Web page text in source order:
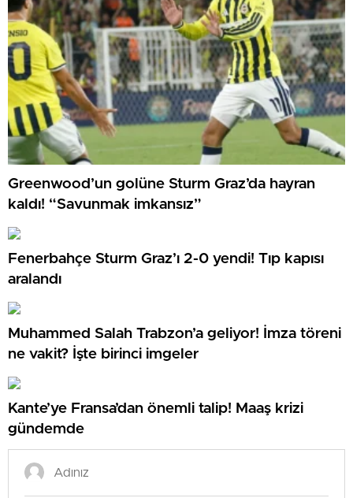
Greenwood’un golüne Sturm Graz’da hayran
kaldı! “Savunmak imkansız”
Fenerbahçe Sturm Graz’ı 2-0 yendi! Tıp kapısı
aralandı
Muhammed Salah Trabzon’a geliyor! İmza töreni
ne vakit? İşte birinci imgeler
Kante’ye Fransa’dan önemli talip! Maaş krizi
gündemde